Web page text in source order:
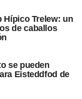
Hípico Trelew: un
de caballos
se pueden
Eisteddfod de